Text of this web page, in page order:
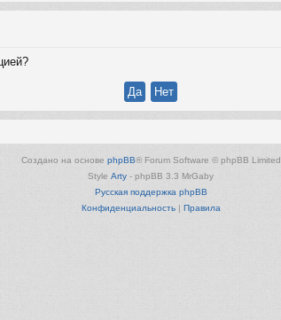
Создано на основе phpBB® Forum Software © phpBB Limited
Style Arty - phpBB 3.3 MrGaby
Русская поддержка phpBB
Конфиденциальность| Правила